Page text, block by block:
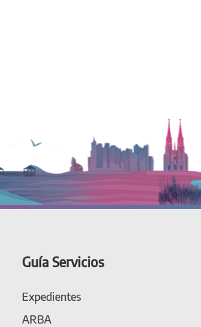
Guía Servicios
Expedientes
ARBA